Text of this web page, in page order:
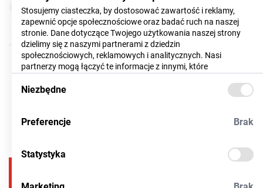
osobowych
(CZYTAJ WIĘCEJ)
Akceptujęregulaminnewslettera
Stosujemy ciasteczka, by dostosować zawartość i reklamy,
zapewnić opcje społecznościowe oraz badać ruch na naszej
stronie. Dane dotyczące Twojego użytkowania naszej strony
dzielimy się z naszymi partnerami z dziedzin
społecznościowych, reklamowych i analitycznych. Nasi
partnerzy mogą łączyć te informacje z innymi, które
usług. Więcej informacji znajdziesz
Niezbędne
Preferencje Brak
Statystyka